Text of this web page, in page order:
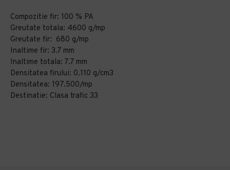
Compozitie fir: 100 % PA
Greutate totala: 4600 g/mp
Greutate fir: 680 g/mp
Inaltime fir: 3.7 mm
Inaltime totala: 7.7 mm
Densitatea firului: 0.110 g/cm3
Densitatea: 197.500/mp
Destinatie: Clasa trafic 33